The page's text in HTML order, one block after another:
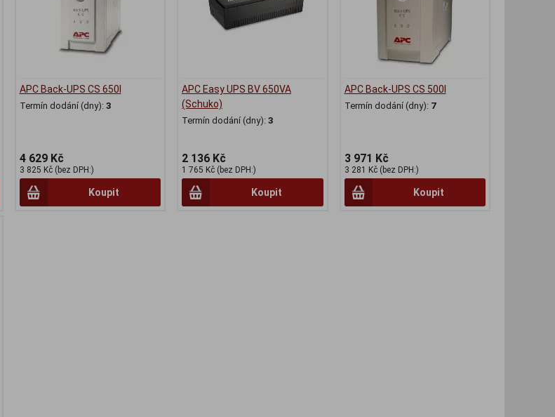
APC Back-UPS CS 650I
Termín dodání (dny): 3
4 629 Kč
3 825 Kč (bez DPH:)
Koupit
APC Easy UPS BV 650VA
(Schuko)
Termín dodání (dny): 3
2 136 Kč
1 765 Kč (bez DPH:)
Koupit
APC Back-UPS CS 500I
Termín dodání (dny): 7
3 971 Kč
3 281 Kč (bez DPH:)
Koupit